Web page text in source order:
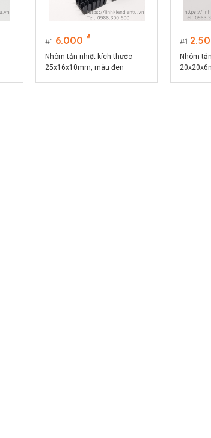
1 6.000 ₫
Nhôm tản nhiệt kích thước
25x16x10mm, màu đen
1
Nhôm